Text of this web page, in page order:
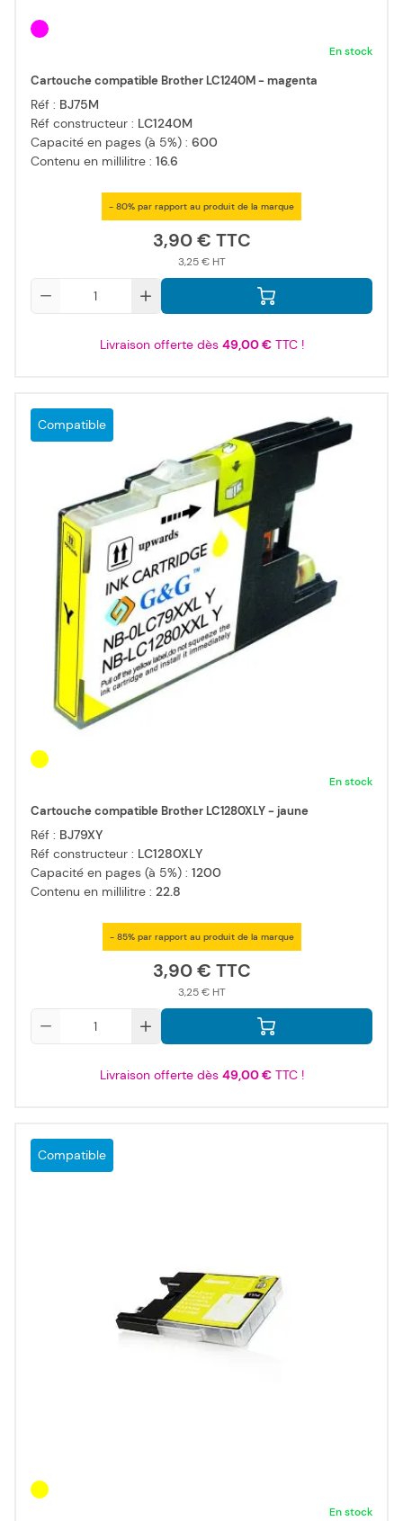
En stock
Cartouche compatible Brother LC1240M - magenta
Réf : BJ75M
Réf constructeur : LC1240M
Capacité en pages (à 5%) : 600
Contenu en millilitre : 16.6
- 80% par rapport au produit de la marque
3,90 €
3,25 €
Livraison offerte dès 49,00 €TTC !
Compatible
En stock
Cartouche compatible Brother LC1280XLY - jaune
Réf : BJ79XY
Réf constructeur : LC1280XLY
Capacité en pages (à 5%) : 1200
Contenu en millilitre : 22.8
- 85% par rapport au produit de la marque
3,90 €
3,25 €
Livraison offerte dès 49,00 €TTC !
Compatible
En stock